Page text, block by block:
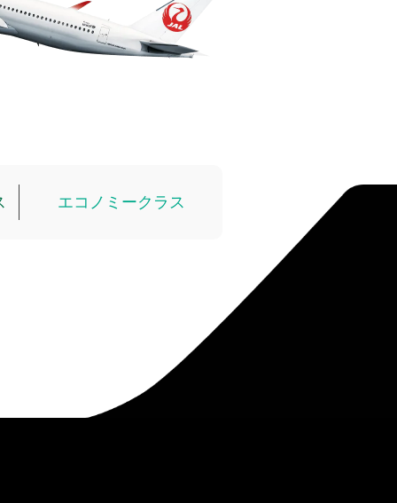
エコノミークラス